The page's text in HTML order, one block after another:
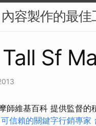
內容製作的最
Sf
師維基百科 提供監督的
可信賴的關鍵字行銷專家